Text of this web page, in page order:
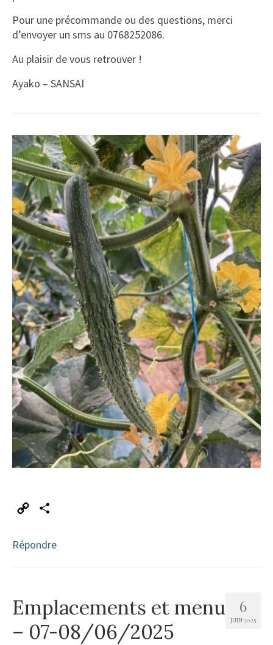
Pour une précommande ou des questions, merci
d’envoyer un sms au 0768252086.
Au plaisir de vous retrouver !
Ayako – SANSAÏ
Copy
Répondre
6
JUIN 2025
Emplacements et menu
– 07-08/06/2025